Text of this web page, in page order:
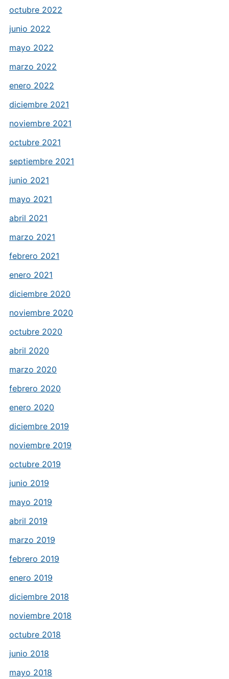
octubre 2022
junio 2022
mayo 2022
marzo 2022
enero 2022
diciembre 2021
noviembre 2021
octubre 2021
septiembre 2021
junio 2021
mayo 2021
abril 2021
marzo 2021
febrero 2021
enero 2021
diciembre 2020
noviembre 2020
octubre 2020
abril 2020
marzo 2020
febrero 2020
enero 2020
diciembre 2019
noviembre 2019
octubre 2019
junio 2019
mayo 2019
abril 2019
marzo 2019
febrero 2019
enero 2019
diciembre 2018
noviembre 2018
octubre 2018
junio 2018
mayo 2018